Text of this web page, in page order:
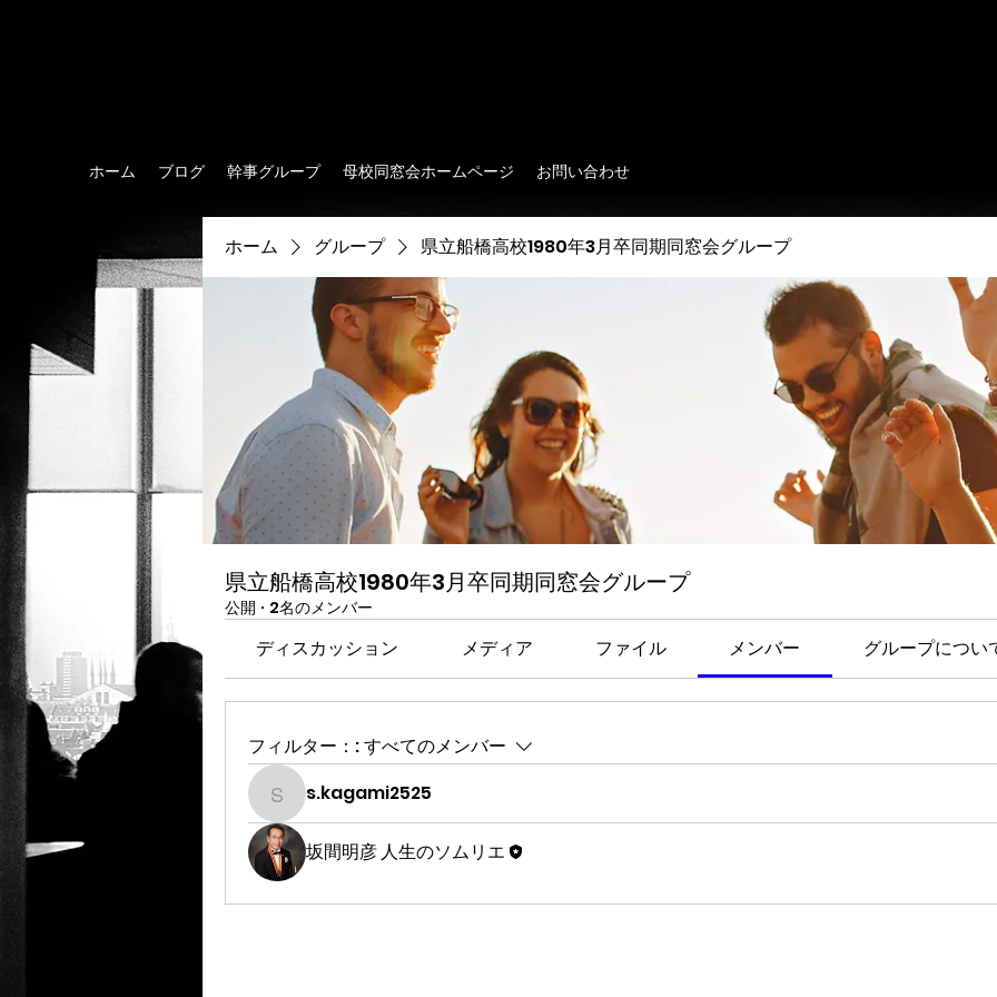
ホーム ブログ 幹事グループ 母校同窓会ホームページ お問い合わせ
ホーム グループ 県立船橋高校1980年3月卒同期同窓会グループ
県立船橋高校1980年3月卒同期同窓会グループ
公開 · 2名のメンバー
ディスカッション メディア ファイル メンバー グループについ
フィルター：:すべてのメンバー
s.kagami2525
s.kagami2525
坂間明彦 人生のソムリエ